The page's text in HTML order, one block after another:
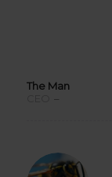
The Man
–